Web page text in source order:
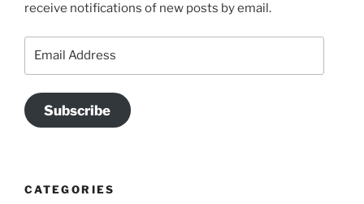
receive notifications of new posts by email.
Subscribe
CATEGORIES